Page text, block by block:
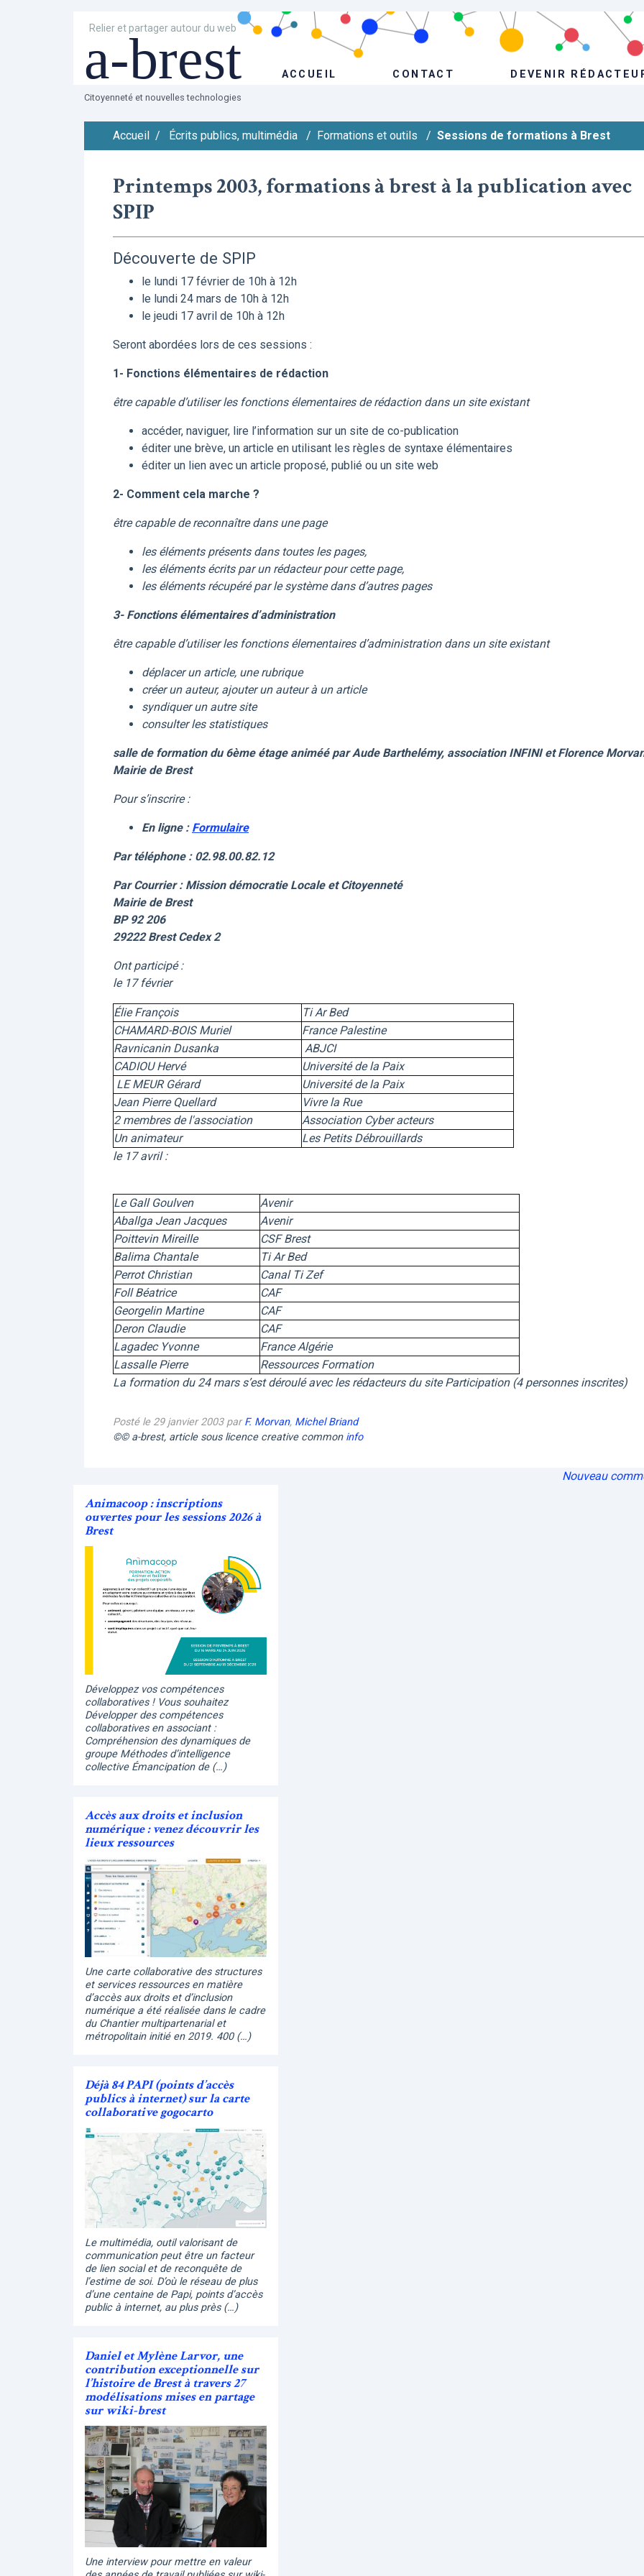
Relier et partager autour du web
a-brest ACCUEIL CONTACT DEVENIR
Citoyenneté et nouvelles technologies
Accueil / Écrits publics, multimédia / Formations et outils / Sessions de formations à Brest
Printemps 2003, formations à brest à la publication avec
SPIP
Découverte de SPIP
le lundi 17 février de 10h à 12h
le lundi 24 mars de 10h à 12h
le jeudi 17 avril de 10h à 12h
Seront abordées lors de ces sessions :
1- Fonctions élémentaires de rédaction
être capable d’utiliser les fonctions élementaires de rédaction dans un site existant
accéder, naviguer, lire l’information sur un site de co-publication
éditer une brève, un article en utilisant les règles de syntaxe élémentaires
éditer un lien avec un article proposé, publié ou un site web
2- Comment cela marche ?
être capable de reconnaître dans une page
les éléments présents dans toutes les pages,
les éléments écrits par un rédacteur pour cette page,
les éléments récupéré par le système dans d’autres pages
3- Fonctions élémentaires d’administration
être capable d’utiliser les fonctions élementaires d’administration dans un site existant
déplacer un article, une rubrique
créer un auteur, ajouter un auteur à un article
syndiquer un autre site
consulter les statistiques
salle de formation du 6ème étage animéé par Aude Barthelémy, association INFINI et Florence
Mairie de Brest
Pour s’inscrire :
En ligne : Formulaire
Par téléphone : 02.98.00.82.12
Par Courrier : Mission démocratie Locale et Citoyenneté
Mairie de Brest
BP 92 206
29222 Brest Cedex 2
Ont participé :
le 17 février
Élie François
Ti Ar Bed
CHAMARD-BOIS Muriel
France Palestine
Ravnicanin Dusanka
ABJCI
CADIOU Hervé
Université de la Paix
LE MEUR Gérard
Université de la Paix
Jean Pierre Quellard
Vivre la Rue
2 membres de l'association
Association Cyber acteurs
Un animateur
Les Petits Débrouillards
le 17 avril :
Le Gall Goulven
Avenir
Aballga Jean Jacques
Avenir
Poittevin Mireille
CSF Brest
Balima Chantale
Ti Ar Bed
Perrot Christian
Canal Ti Zef
Foll Béatrice
CAF
Georgelin Martine
CAF
Deron Claudie
CAF
Lagadec Yvonne
France Algérie
Lassalle Pierre
Ressources Formation
La formation du 24 mars s’est déroulé avec les rédacteurs du site Participation (4 personnes inscrites)
Posté le 29 janvier 2003 parF. Morvan, Michel Briand
©© a-brest, article sous licence creative common info
Nouveau
Animacoop : inscriptions
ouvertes pour les sessions 2026 à
Brest
Développez vos compétences
collaboratives ! Vous souhaitez
Développer des compétences
collaboratives en associant :
Compréhension des dynamiques de
groupe Méthodes d’intelligence
collective Émancipation de (…)
Accès aux droits et inclusion
numérique : venez découvrir les
lieux ressources
Une carte collaborative des structures
et services ressources en matière
d’accès aux droits et d’inclusion
numérique a été réalisée dans le cadre
du Chantier multipartenarial et
métropolitain initié en 2019. 400 (…)
Déjà 84 PAPI (points d’accès
publics à internet) sur la carte
collaborative gogocarto
Le multimédia, outil valorisant de
communication peut être un facteur
de lien social et de reconquête de
l’estime de soi. D’où le réseau de plus
d’une centaine de Papi, points d’accès
public à internet, au plus près (…)
Daniel et Mylène Larvor, une
contribution exceptionnelle sur
l’histoire de Brest à travers 27
modélisations mises en partage
sur wiki-brest
Une interview pour mettre en valeur